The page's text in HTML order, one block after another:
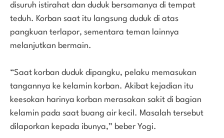
disuruh istirahat dan duduk bersamanya di tempat
teduh. Korban saat itu langsung duduk di atas
pangkuan terlapor, sementara teman lainnya
melanjutkan bermain.
“Saat korban duduk dipangku, pelaku memasukan
tangannya ke kelamin korban. Akibat kejadian itu
keesokan harinya korban merasakan sakit di bagian
kelamin pada saat buang air kecil. Masalah tersebut
dilaporkan kepada ibunya,” beber Yogi.